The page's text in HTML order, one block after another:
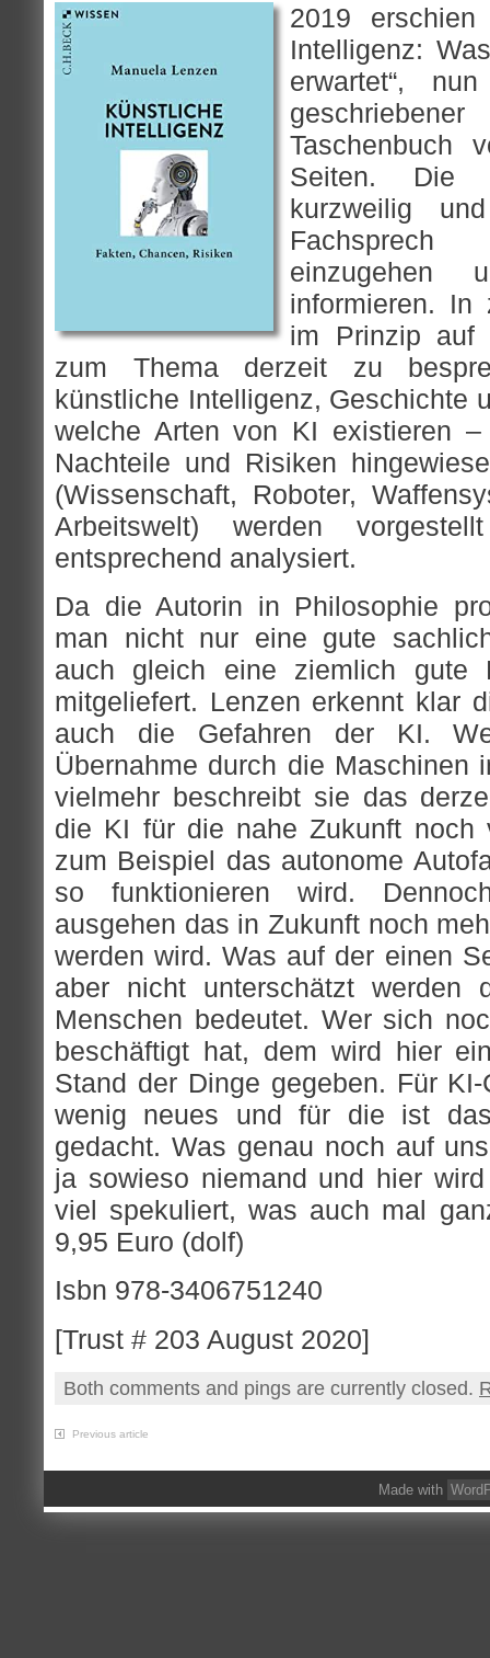
2019
Intelligenz:
erwartet“,
Taschenbuch
Seiten. Die
kurzweilig
einzugehen
informieren.
im Prinzip
zum Thema derzeit zu
künstliche Intelligenz, Geschichte
welche Arten von KI existieren
Nachteile und Risiken
(Wissenschaft, Roboter,
Arbeitswelt) werden
entsprechend analysiert.
Da die Autorin in Philosophie
man nicht nur eine gute
auch gleich eine ziemlich gute
mitgeliefert. Lenzen erkennt klar
auch die Gefahren der KI.
Übernahme durch die Maschinen
vielmehr beschreibt sie das
die KI für die nahe Zukunft
zum Beispiel das autonome
so funktionieren wird.
ausgehen das in Zukunft noch
werden wird. Was auf der einen
aber nicht unterschätzt
Menschen bedeutet. Wer sich
beschäftigt hat, dem wird hier
Stand der Dinge gegeben. Für
wenig neues und für die ist
gedacht. Was genau noch auf
ja sowieso niemand und hier
viel spekuliert, was auch mal
9,95 Euro (dolf)
Isbn 978-3406751240
[Trust # 203 August 2020]
Both comments and pings are currently closed.
Previous article
Made with